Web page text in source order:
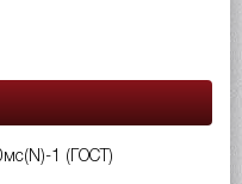
1 (ГОСТ)